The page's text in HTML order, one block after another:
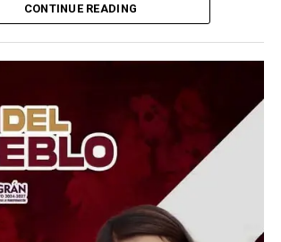
abierta la investigación y
la posible relación entre el brote de
distribuidos por Taylor Farms
que la prueba que señalaba
lechuga de Guanajuato no fue
CONTINUE READING